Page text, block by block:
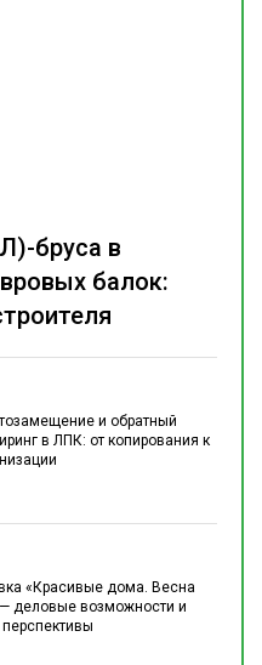
и обратный
в ЛПК: от копирования к
«Красивые дома. Весна
деловые возможности и
бруса в
балок: